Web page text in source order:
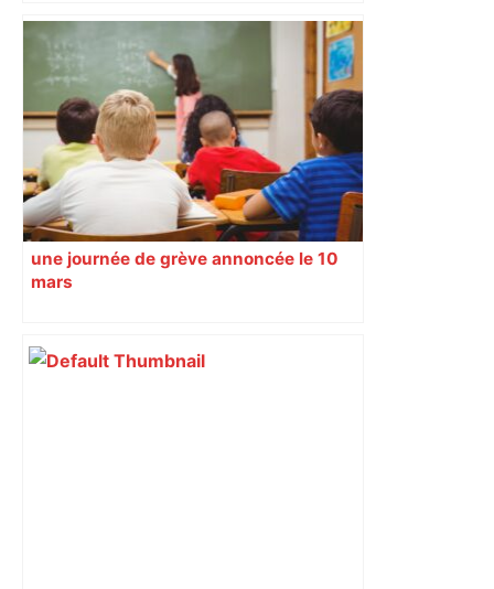
une journée de grève annoncée le 10
mars